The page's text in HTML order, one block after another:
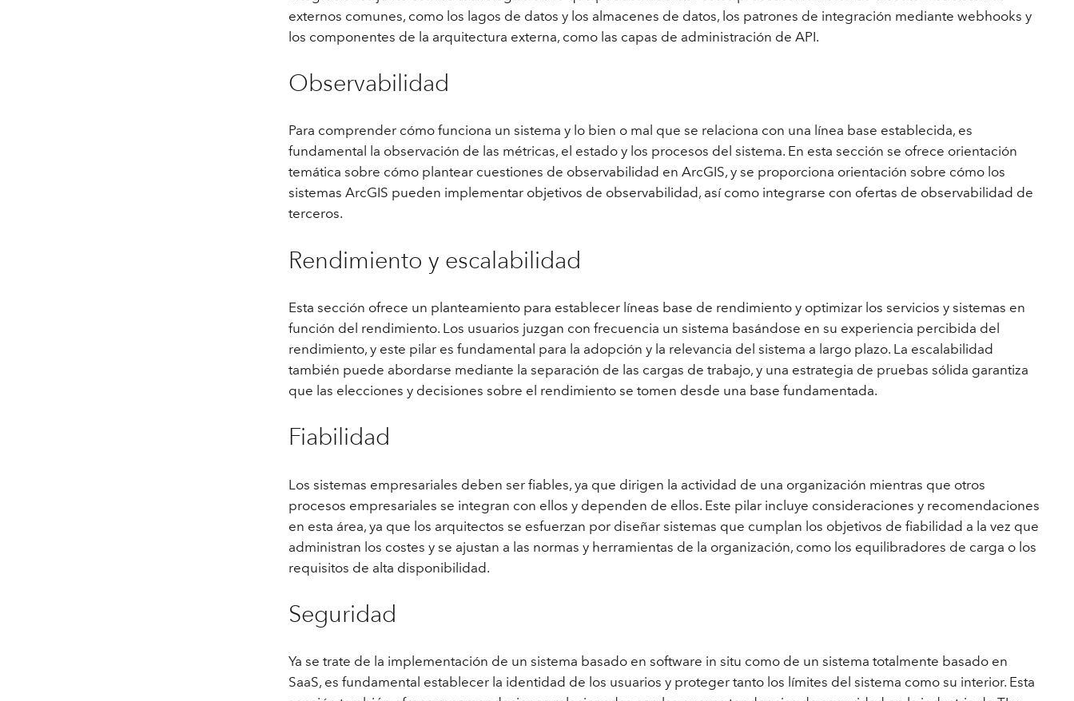
externos comunes, como los lagos de datos y los almacenes de datos, los patrones de integración mediante webhooks y
los componentes de la arquitectura externa, como las capas de administración de API.
Observabilidad
Para comprender cómo funciona un sistema y lo bien o mal que se relaciona con una línea base establecida, es
fundamental la observación de las métricas, el estado y los procesos del sistema. En esta sección se ofrece orientación
temática sobre cómo plantear cuestiones de observabilidad en ArcGIS, y se proporciona orientación sobre cómo los
sistemas ArcGIS pueden implementar objetivos de observabilidad, así como integrarse con ofertas de observabilidad de
terceros.
Rendimiento y escalabilidad
Esta sección ofrece un planteamiento para establecer líneas base de rendimiento y optimizar los servicios y sistemas en
función del rendimiento. Los usuarios juzgan con frecuencia un sistema basándose en su experiencia percibida del
rendimiento, y este pilar es fundamental para la adopción y la relevancia del sistema a largo plazo. La escalabilidad
también puede abordarse mediante la separación de las cargas de trabajo, y una estrategia de pruebas sólida garantiza
que las elecciones y decisiones sobre el rendimiento se tomen desde una base fundamentada.
Fiabilidad
Los sistemas empresariales deben ser fiables, ya que dirigen la actividad de una organización mientras que otros
procesos empresariales se integran con ellos y dependen de ellos. Este pilar incluye consideraciones y recomendaciones
en esta área, ya que los arquitectos se esfuerzan por diseñar sistemas que cumplan los objetivos de fiabilidad a la vez que
administran los costes y se ajustan a las normas y herramientas de la organización, como los equilibradores de carga o los
requisitos de alta disponibilidad.
Seguridad
Ya se trate de la implementación de un sistema basado en software in situ como de un sistema totalmente basado en
SaaS, es fundamental establecer la identidad de los usuarios y proteger tanto los límites del sistema como su interior. Esta